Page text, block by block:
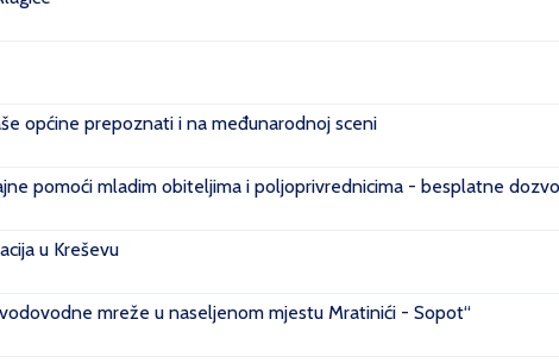
općine prepoznati i na međunarodnoj sceni
pomoći mladim obiteljima i poljoprivrednicima - besplatne
u Kreševu
mreže u naseljenom mjestu Mratinići - Sopot“